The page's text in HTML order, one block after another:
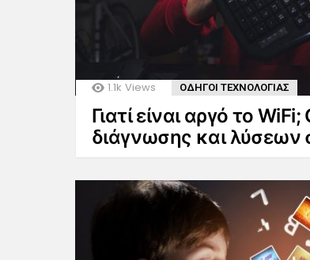
1.1k Views ΟΔΗΓΟΙ ΤΕΧΝΟΛΟΓΙΑΣ
Γιατί είναι αργό το
διάγνωσης και λύσεων